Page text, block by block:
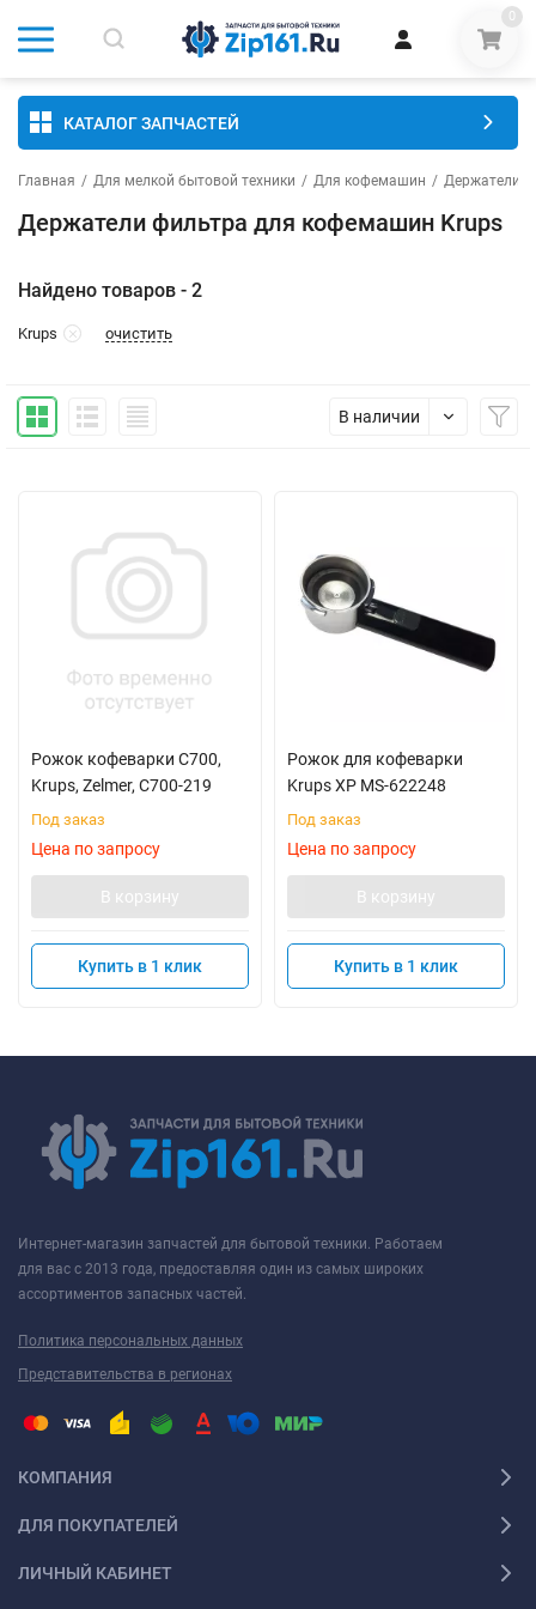
0
КАТАЛОГ ЗАПЧАСТЕЙ
Главная / Для мелкой бытовой техники / Для кофемашин / Держатели
Держатели фильтра для кофемашин Krups
Найдено товаров - 2
Krups очистить
В наличии
Рожок кофеварки C700,
Krups, Zelmer, C700-219
Под заказ
Цена по запросу
В корзину
Купить в 1 клик
Рожок для кофеварки
Krups XP MS-622248
Под заказ
Цена по запросу
В корзину
Купить в 1 клик
Интернет-магазин запчастей для бытовой техники. Работаем
для вас с 2013 года, предоставляя один из самых широких
ассортиментов запасных частей.
Политика персональных данных
Представительства в регионах
КОМПАНИЯ
ДЛЯ ПОКУПАТЕЛЕЙ
ЛИЧНЫЙ КАБИНЕТ